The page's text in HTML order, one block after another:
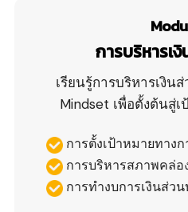
การบริหารเ
เรียนรู้การบริหารเงิน
Mindset เพื่อตั้งต้นสู่เ
การตั้งเป้าหมายทางก
การบริหารสภาพคล่อ
การทำงบการเงินส่ว